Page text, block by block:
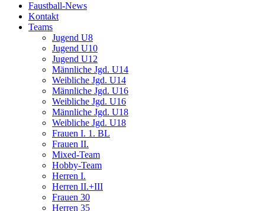
Faustball-News
Kontakt
Teams
Jugend U8
Jugend U10
Jugend U12
Männliche Jgd. U14
Weibliche Jgd. U14
Männliche Jgd. U16
Weibliche Jgd. U16
Männliche Jgd. U18
Weibliche Jgd. U18
Frauen I. 1. BL
Frauen II.
Mixed-Team
Hobby-Team
Herren I.
Herren II.+III
Frauen 30
Herren 35